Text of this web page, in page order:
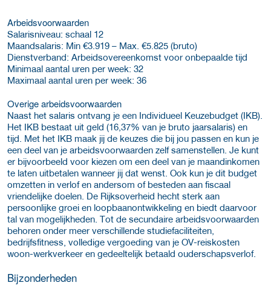
Arbeidsvoorwaarden
Salaris­niveau: schaal 12
Maand­salaris: Min €3.919 – Max. €5.825 (bruto)
Dienst­verband: Arbeidsovereenkomst voor onbepaalde tijd
Minimaal aantal uren per week: 32
Maximaal aantal uren per week: 36
Overige arbeidsvoorwaarden
Naast het salaris ontvang je een Individueel Keuzebudget (IKB).
Het IKB bestaat uit geld (16,37% van je bruto jaarsalaris) en
tijd. Met het IKB maak jij de keuzes die bij jou passen en kun je
een deel van je arbeidsvoorwaarden zelf samenstellen. Je kunt
er bijvoorbeeld voor kiezen om een deel van je maandinkomen
te laten uitbetalen wanneer jij dat wenst. Ook kun je dit budget
omzetten in verlof en andersom of besteden aan fiscaal
vriendelijke doelen. De Rijksoverheid hecht sterk aan
persoonlijke groei en loopbaanontwikkeling en biedt daarvoor
tal van mogelijkheden. Tot de secundaire arbeidsvoorwaarden
behoren onder meer verschillende studiefaciliteiten,
bedrijfsfitness, volledige vergoeding van je OV-reiskosten
woon-werkverkeer en gedeeltelijk betaald ouderschapsverlof.
Bijzonderheden